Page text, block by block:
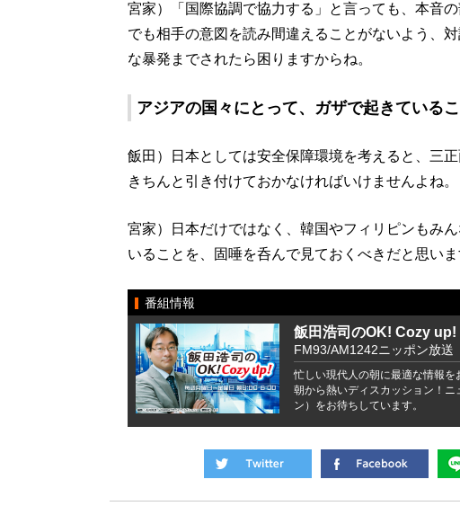
宮家）「国際協調で協力する」と言っても、本音
でも相手の意図を読み間違えることがないよう、
な暴発までされたら困りますからね。
アジアの国々にとって、ガザで起きている
飯田）日本としては安全保障環境を考えると、三
きちんと引き付けておかなければいけませんよね。
宮家）日本だけではなく、韓国やフィリピンもみ
いることを、固唾を呑んで見ておくべきだと思い
番組情報
飯田浩司のOK! Cozy up!
FM93/AM1242ニッポン放
忙しい現代人の朝に最適な情報
朝から熱いディスカッション！
ン）をお待ちしています。